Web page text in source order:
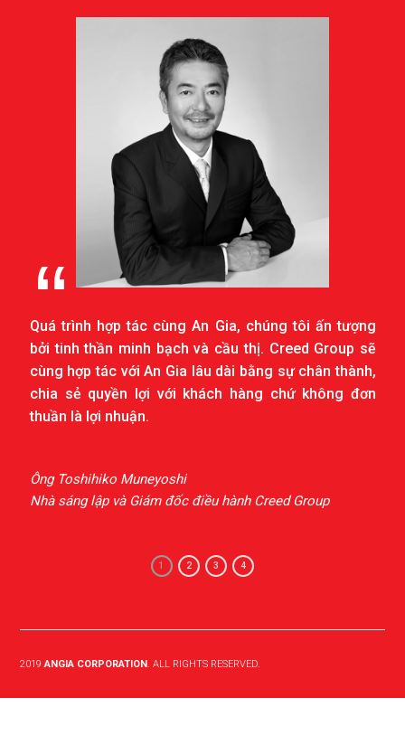
Quá trình hợp tác cùng An Gia, chúng tôi ấn tượng
bởi tinh thần minh bạch và cầu thị. Creed Group sẽ
cùng hợp tác với An Gia lâu dài bằng sự chân thành,
chia sẻ quyền lợi với khách hàng chứ không đơn
thuần là lợi nhuận.
Ông Toshihiko Muneyoshi
Nhà sáng lập và Giám đốc điều hành Creed Group
1 2 3 4
2019ANGIA CORPORATION. ALL RIGHTS RESERVED.